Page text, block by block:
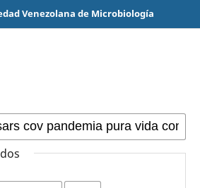
Venezolana de Microbiología